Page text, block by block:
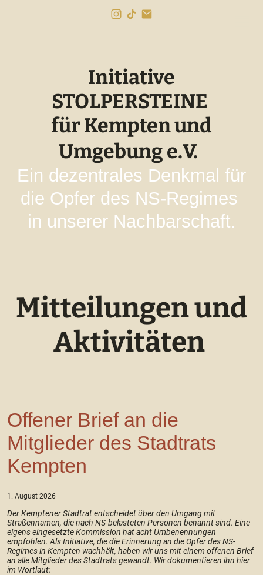
Initiative
STOLPERSTEINE
für Kempten und
Umgebung e.V.
Ein dezentrales Denkmal für
die Opfer des NS-Regimes
in unserer Nachbarschaft.
Mitteilungen und
Aktivitäten
Offener Brief an die
Mitglieder des Stadtrats
Kempten
1. August 2026
Der Kemptener Stadtrat entscheidet über den Umgang mit
Straßennamen, die nach NS-belasteten Personen benannt sind. Eine
eigens eingesetzte Kommission hat acht Umbenennungen
empfohlen. Als Initiative, die die Erinnerung an die Opfer des NS-
Regimes in Kempten wachhält, haben wir uns mit einem offenen Brief
an alle Mitglieder des Stadtrats gewandt. Wir dokumentieren ihn hier
im Wortlaut: